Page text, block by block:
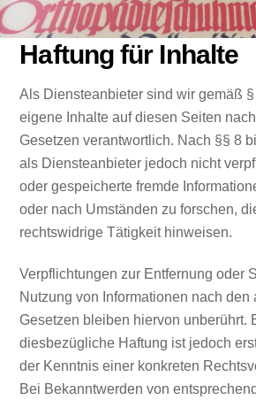
Haftung für Inhalte
Als Diensteanbieter sind wir gemäß
eigene Inhalte auf diesen Seiten
Gesetzen verantwortlich. Nach §§ 8
als Diensteanbieter jedoch nicht
oder gespeicherte fremde
oder nach Umständen zu forschen,
rechtswidrige Tätigkeit hinweisen.
Verpflichtungen zur Entfernung oder
Nutzung von Informationen nach den
Gesetzen bleiben hiervon unberührt.
diesbezügliche Haftung ist jedoch
der Kenntnis einer konkreten
Bei Bekanntwerden von